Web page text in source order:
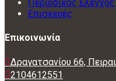
Περιοδικός
Επισκευές
Επικοινωνία
Δραγατσανίου 66,
2104612551